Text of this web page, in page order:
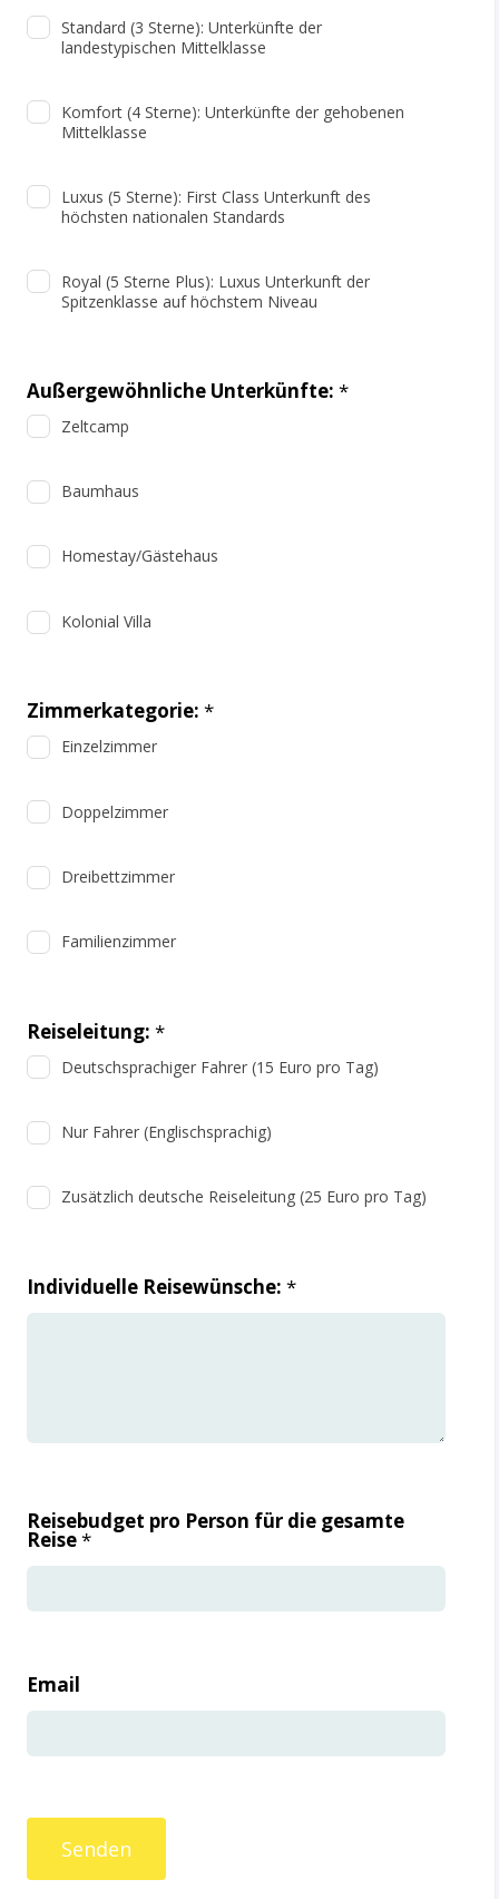
Standard (3 Sterne): Unterkünfte der
landestypischen Mittelklasse
Komfort (4 Sterne): Unterkünfte der gehobenen
Mittelklasse
Luxus (5 Sterne): First Class Unterkunft des
höchsten nationalen Standards
Royal (5 Sterne Plus): Luxus Unterkunft der
Spitzenklasse auf höchstem Niveau
Außergewöhnliche Unterkünfte: *
Zeltcamp
Baumhaus
Homestay/Gästehaus
Kolonial Villa
Zimmerkategorie: *
Einzelzimmer
Doppelzimmer
Dreibettzimmer
Familienzimmer
Reiseleitung: *
Deutschsprachiger Fahrer (15 Euro pro Tag)
Nur Fahrer (Englischsprachig)
Zusätzlich deutsche Reiseleitung (25 Euro pro Tag)
Individuelle Reisewünsche: *
Reisebudget pro Person für die gesamte
Reise*
Email
Senden